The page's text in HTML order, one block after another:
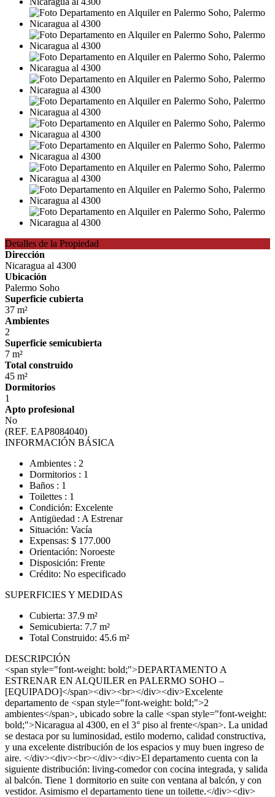
Detalles de la Propiedad
Dirección
Nicaragua al 4300
Ubicación
Palermo Soho
Superficie cubierta
37 m²
Ambientes
2
Superficie semicubierta
7 m²
Total construido
45 m²
Dormitorios
1
Apto profesional
No
(REF. EAP8084040)
INFORMACIÓN BÁSICA
Ambientes : 2
Dormitorios : 1
Baños : 1
Toilettes : 1
Condición: Excelente
Antigüedad : A Estrenar
Situación: Vacía
Expensas: $ 177.000
Orientación: Noroeste
Disposición: Frente
Crédito: No especificado
SUPERFICIES Y MEDIDAS
Cubierta: 37.9 m²
Semicubierta: 7.7 m²
Total Construido: 45.6 m²
DESCRIPCIÓN
<span style="font-weight: bold;">DEPARTAMENTO A
ESTRENAR EN ALQUILER en PALERMO SOHO –
[EQUIPADO]</span><div><br></div><div>Excelente
departamento de <span style="font-weight: bold;">2
ambientes</span>, ubicado sobre la calle <span style="font-weight:
bold;">Nicaragua al 4300, en el 3° piso al frente</span>. La unidad
se destaca por su luminosidad, estilo moderno, calidad constructiva,
y una excelente distribución de los espacios y muy buen ingreso de
aire. </div><div><br></div><div>El departamento cuenta con la
siguiente distribución: living-comedor con cocina integrada, y salida
al balcón. Tiene 1 dormitorio en suite con ventana al balcón, y con
vestidor. Asimismo el departamento tiene un toilette.</div><div>